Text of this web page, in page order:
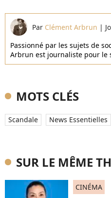
Par Clément Arbrun |
Passionné par les sujets de
Arbrun est journaliste pour le
MOTS CLÉS
Scandale News Essentielles
SUR LE MÊME
CINÉMA